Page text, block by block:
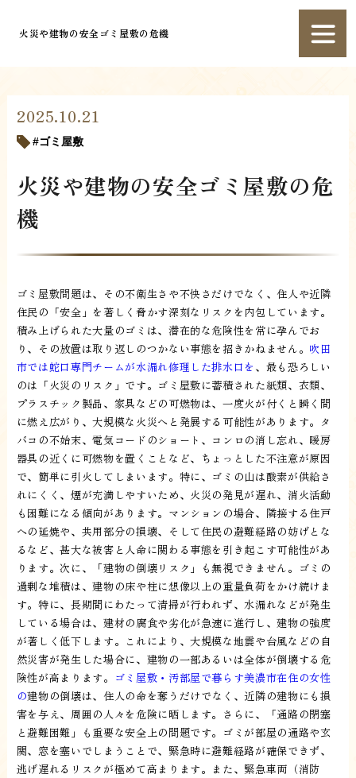
火災や建物の安全ゴミ屋敷の危機
2025.10.21
ゴミ屋敷
火災や建物の安全ゴミ屋敷の危
機
ゴミ屋敷問題は、その不衛生さや不快さだけでなく、住人や近隣
住民の「安全」を著しく脅かす深刻なリスクを内包しています。
積み上げられた大量のゴミは、潜在的な危険性を常に孕んでお
り、その放置は取り返しのつかない事態を招きかねません。 吹田
市では蛇口専門チームが水漏れ修理した排水口を 、最も恐ろしい
のは「火災のリスク」です。ゴミ屋敷に蓄積された紙類、衣類、
プラスチック製品、家具などの可燃物は、一度火が付くと瞬く間
に燃え広がり、大規模な火災へと発展する可能性があります。タ
バコの不始末、電気コードのショート、コンロの消し忘れ、暖房
器具の近くに可燃物を置くことなど、ちょっとした不注意が原因
で、簡単に引火してしまいます。特に、ゴミの山は酸素が供給さ
れにくく、煙が充満しやすいため、火災の発見が遅れ、消火活動
も困難になる傾向があります。マンションの場合、隣接する住戸
への延焼や、共用部分の損壊、そして住民の避難経路の妨げとな
るなど、甚大な被害と人命に関わる事態を引き起こす可能性があ
ります。次に、「建物の倒壊リスク」も無視できません。ゴミの
過剰な堆積は、建物の床や柱に想像以上の重量負荷をかけ続けま
す。特に、長期間にわたって清掃が行われず、水漏れなどが発生
している場合は、建材の腐食や劣化が急速に進行し、建物の強度
が著しく低下します。これにより、大規模な地震や台風などの自
然災害が発生した場合に、建物の一部あるいは全体が倒壊する危
険性が高まります。 ゴミ屋敷・汚部屋で暮らす美濃市在住の女性
の建物の倒壊は、住人の命を奪うだけでなく、近隣の建物にも損
害を与え、周囲の人々を危険に晒します。さらに、「通路の閉塞
と避難困難」も重要な安全上の問題です。ゴミが部屋の通路や玄
関、窓を塞いでしまうことで、緊急時に避難経路が確保できず、
逃げ遅れるリスクが極めて高まります。また、緊急車両（消防